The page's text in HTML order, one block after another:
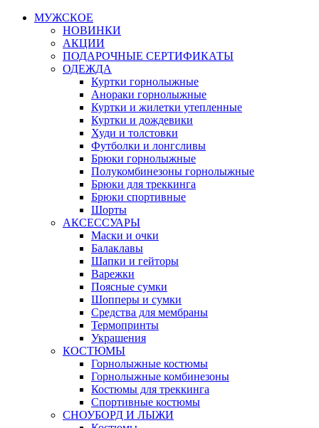
МУЖСКОЕ
НОВИНКИ
АКЦИИ
ПОДАРОЧНЫЕ СЕРТИФИКАТЫ
ОДЕЖДА
Куртки горнолыжные
Анораки горнолыжные
Куртки и жилетки утепленные
Куртки и дождевики
Худи и толстовки
Футболки и лонгсливы
Брюки горнолыжные
Полукомбинезоны горнолыжные
Брюки для треккинга
Брюки спортивные
Шорты
АКСЕССУАРЫ
Маски и очки
Балаклавы
Шапки и гейторы
Варежки
Поясные сумки
Шопперы и сумки
Средства для мембраны
Термопринты
Украшения
КОСТЮМЫ
Горнолыжные костюмы
Горнолыжные комбинезоны
Костюмы для треккинга
Спортивные костюмы
СНОУБОРД И ЛЫЖИ